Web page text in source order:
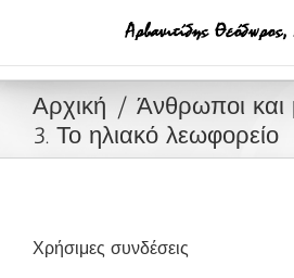
Αρχική
Άνθρωποι και
3. Το ηλιακό λεωφορείο
Χρήσιμες συνδέσεις